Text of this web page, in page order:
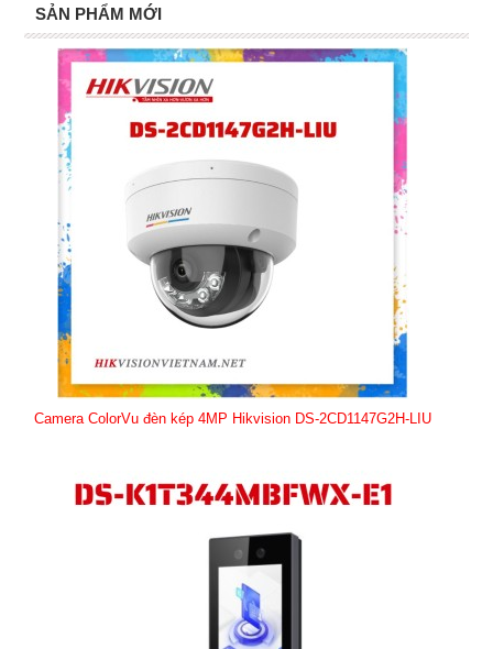
SẢN PHẨM MỚI
Camera ColorVu đèn kép 4MP Hikvision DS-2CD1147G2H-LIU